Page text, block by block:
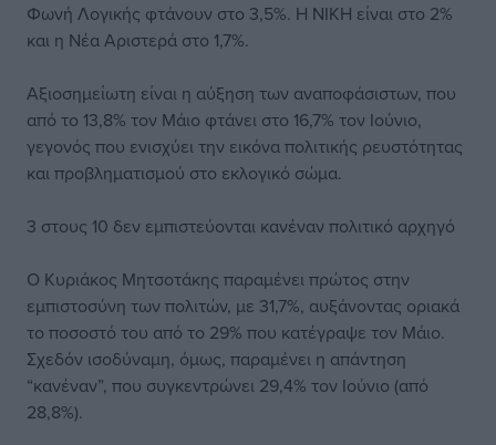
Φωνή Λογικής φτάνουν στο 3,5%. Η ΝΙΚΗ είναι στο 2%
και η Νέα Αριστερά στο 1,7%.
Αξιοσημείωτη είναι η αύξηση των αναποφάσιστων, που
από το 13,8% τον Μάιο φτάνει στο 16,7% τον Ιούνιο,
γεγονός που ενισχύει την εικόνα πολιτικής ρευστότητας
και προβληματισμού στο εκλογικό σώμα.
3 στους 10 δεν εμπιστεύονται κανέναν πολιτικό αρχηγό
Ο Κυριάκος Μητσοτάκης παραμένει πρώτος στην
εμπιστοσύνη των πολιτών, με 31,7%, αυξάνοντας οριακά
το ποσοστό του από το 29% που κατέγραψε τον Μάιο.
Σχεδόν ισοδύναμη, όμως, παραμένει η απάντηση
“κανέναν”, που συγκεντρώνει 29,4% τον Ιούνιο (από
28,8%).